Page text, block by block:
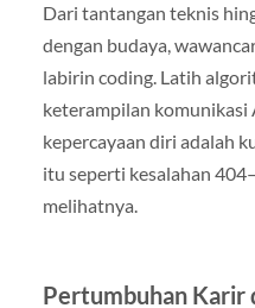
Dari tantangan teknis
dengan budaya,
labirin coding. Latih
keterampilan komunikasi
kepercayaan diri adalah
itu seperti kesalahan
melihatnya.
Pertumbuhan Karir